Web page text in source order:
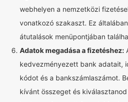
webhelyen a nemzetközi
vonatkozó szakaszt. Ez
átutalások menüpontjában
Adatok megadása a fizetéshez:
kedvezményezett bank adatait,
kódot és a bankszámlaszámot.
kívánt összeget és